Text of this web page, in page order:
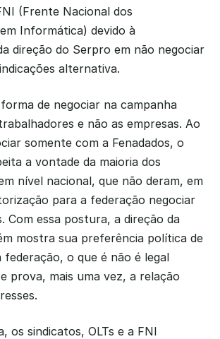
(Frente Nacional dos
Informática) devido à
direção do Serpro em não negociar
alternativa.
de negociar na campanha
e não as empresas. Ao
somente com a Fenadados, o
a vontade da maioria dos
nível nacional, que não deram, em
para a federação negociar
Com essa postura, a direção da
mostra sua preferência política de
federação, o que é não é legal
prova, mais uma vez, a relação
os sindicatos, OLTs e a FNI